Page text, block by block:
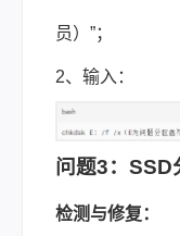
员）”；
2、输入：
问题3：SSD
检测与修复：